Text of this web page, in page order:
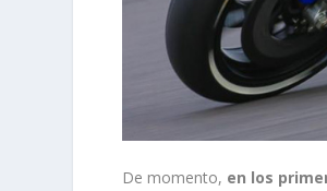
De momento, en los